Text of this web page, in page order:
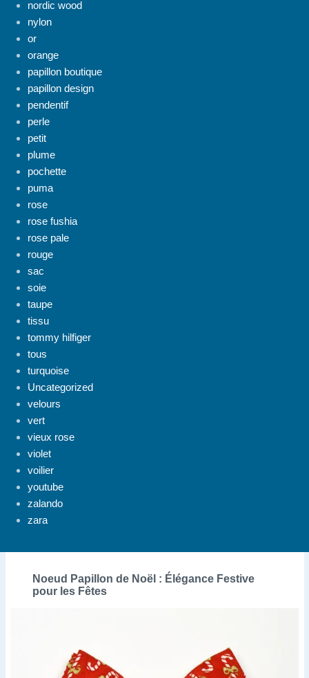
nordic wood
nylon
or
orange
papillon boutique
papillon design
pendentif
perle
petit
plume
pochette
puma
rose
rose fushia
rose pale
rouge
sac
soie
taupe
tissu
tommy hilfiger
tous
turquoise
Uncategorized
velours
vert
vieux rose
violet
voilier
youtube
zalando
zara
Noeud Papillon de Noël : Élégance Festive
pour les Fêtes